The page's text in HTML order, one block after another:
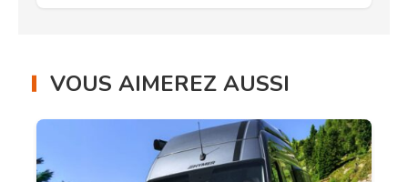
VOUS AIMEREZ AUSSI